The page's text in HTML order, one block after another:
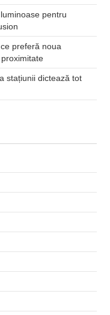
pentru
preferă noua
stațiunii dictează tot